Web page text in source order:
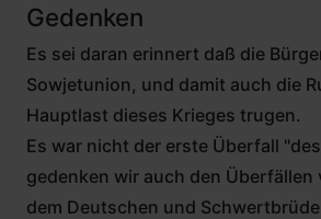
Gedenken
Es sei daran erinnert daß die
Sowjetunion, und damit auch die
Hauptlast dieses Krieges trugen.
Es war nicht der erste Überfall
gedenken wir auch den Überfällen
dem Deutschen und